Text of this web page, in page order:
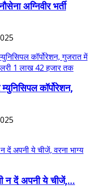
अग्निवीर भर्ती
कॉर्पोरेशन,
न दें अपनी ये चीजें,...